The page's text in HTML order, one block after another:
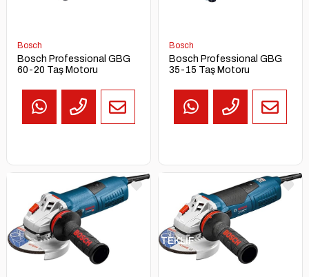
Bosch
Bosch Professional GBG
60-20 Taş Motoru
Bosch
Bosch Professional GBG
35-15 Taş Motoru
TEKLİF